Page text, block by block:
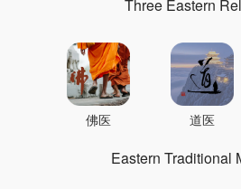
Three Eastern
佛医 道医
Eastern Traditional